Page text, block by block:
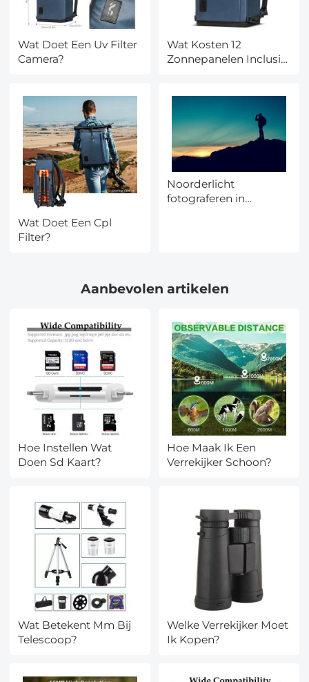
Wat Doet Een Uv Filter
Camera?
Wat Kosten 12
Zonnepanelen Inclusief
Wat Doet Een Cpl
Filter?
Noorderlicht
fotograferen in
Aanbevolen artikelen
Hoe Instellen Wat
Doen Sd Kaart?
Hoe Maak Ik Een
Verrekijker Schoon?
Wat Betekent Mm Bij
Telescoop?
Welke Verrekijker Moet
Ik Kopen?